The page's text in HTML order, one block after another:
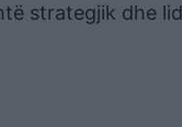
strategjik dhe